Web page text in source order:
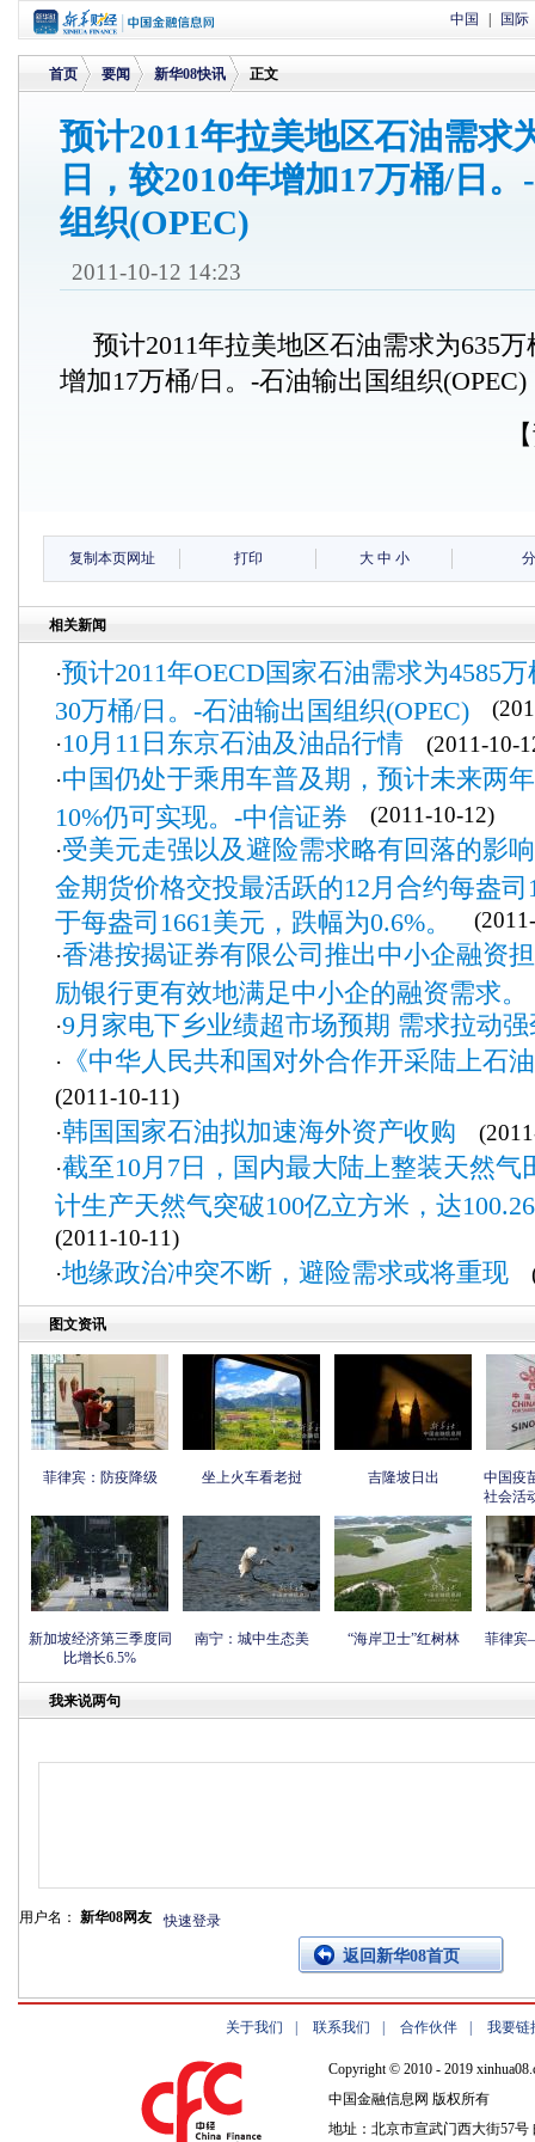
中国 国际
首页
>
要闻
>
新华08快讯
>
正文
预计2011年拉美地区石油需求
日，较2010年增加17万桶/日
组织(OPEC)
2011-10-12 14:23
预计2011年拉美地区石油需求为635
增加17万桶/日。-石油输出国组织(OPEC)
复制本页网址 打印 大 中 小
相关新闻
·预计2011年OECD国家石油需求为4585
30万桶/日。-石油输出国组织(OPEC)
·10月11日东京石油及油品行情 (2011-10-
·中国仍处于乘用车普及期，预计未来两
10%仍可实现。-中信证券 (2011-10-12)
·受美元走强以及避险需求略有回落的影
金期货价格交投最活跃的12月合约每盎司
于每盎司1661美元，跌幅为0.6%。
·香港按揭证券有限公司推出中小企融资
励银行更有效地满足中小企的融资需求。
·9月家电下乡业绩超市场预期 需求拉
· 《中华人民共和国对外合作开采陆上石
(2011-10-11)
·韩国国家石油拟加速海外资产收购
·截至10月7日，国内最大陆上整装天然气
计生产天然气突破100亿立方米，达
(2011-10-11)
·地缘政治冲突不断，避险需求或将重现
图文资讯
菲律宾：防疫降级 坐上火车看老挝 吉隆坡日出
中国疫
社会活
新加坡经济第三季度同
比增长6.5%
南宁：城中生态美 “海岸卫士”红树林 菲律宾
我来说两句
用户名： 新华08网友 快速登录
返回新华08首页
关于我们 联系我们 合作伙伴 我要链
Copyright © 2010 - 2019
中国金融信息网 版权所有
地址：北京市宣武门西大街57号